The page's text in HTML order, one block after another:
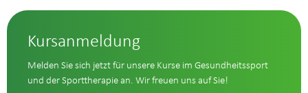
Kursanmeldung
Melden Sie sich jetzt für unsere Kurse im Gesundheitssport
und der Sporttherapie an. Wir freuen uns auf Sie!